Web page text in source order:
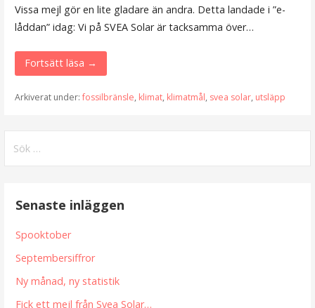
Vissa mejl gör en lite gladare än andra. Detta landade i ”e-
låddan” idag: Vi på SVEA Solar är tacksamma över…
Fortsätt läsa →
Arkiverat under:fossilbränsle, klimat, klimatmål, svea solar, utsläpp
efter:
Senaste inläggen
Spooktober
Septembersiffror
Ny månad, ny statistik
Fick ett mejl från Svea Solar…